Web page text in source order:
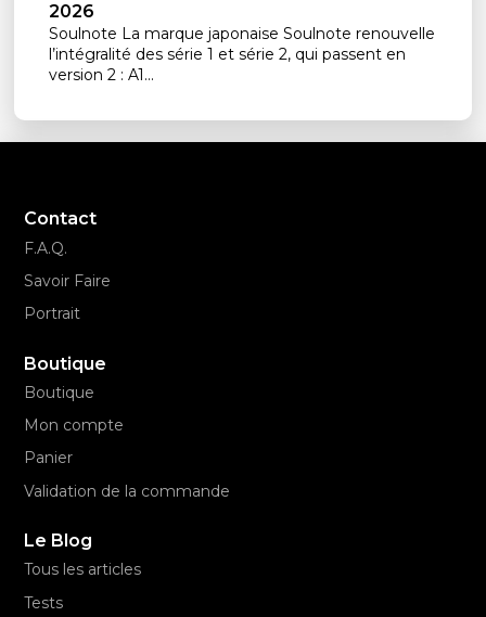
2026
Soulnote La marque japonaise Soulnote renouvelle
l’intégralité des série 1 et série 2, qui passent en
version 2 : A1...
Contact
F.A.Q.
Savoir Faire
Portrait
Boutique
Boutique
Mon compte
Panier
Validation de la commande
Le Blog
Tous les articles
Tests